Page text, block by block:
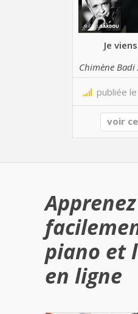
Je
publiée
voir
Apprenez
piano et
en ligne